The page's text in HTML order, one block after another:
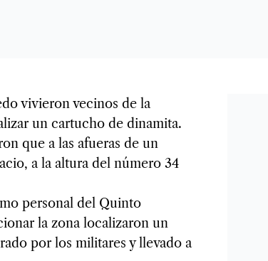
vivieron vecinos de la
un cartucho de dinamita.
que a las afueras de un
a la altura del número 34
personal del Quinto
la zona localizaron un
por los militares y llevado a